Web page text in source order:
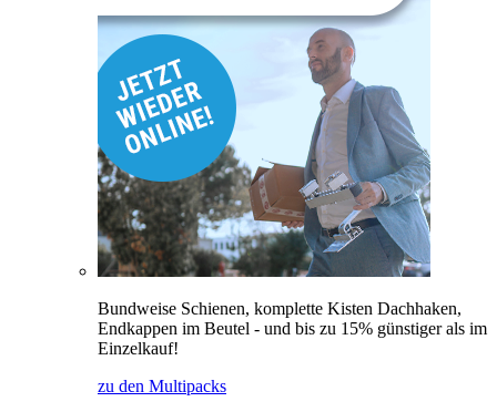
Bundweise Schienen, komplette Kisten Dachhaken,
Endkappen im Beutel - und bis zu 15% günstiger als im
Einzelkauf!
zu den Multipacks